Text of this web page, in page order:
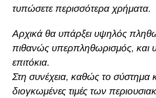
τυπώσετε περισσότερα χρήματα.
Αρχικά θα υπάρξει υψηλός
πιθανώς υπερπληθωρισμός, και
επιτόκια.
Στη συνέχεια, καθώς το σύστημα
διογκωμένες τιμές των